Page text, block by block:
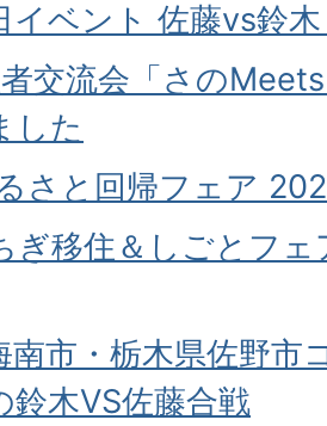
イベント 佐藤vs鈴
交流会「さの
した
さと回帰フェア
ぎ移住＆しごとフ
南市・栃木県佐野市
鈴木VS佐藤合戦